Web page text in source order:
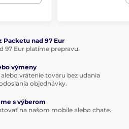
Packetu nad 97 Eur
97 Eur platíme prepravu.
výmeny
vrátenie tovaru bez udania
objednávky.
s výberom
na našom mobile alebo chate.